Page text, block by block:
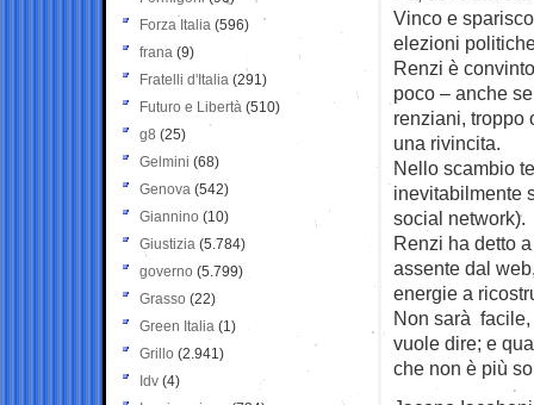
Vinco e
elezioni
Renzi è
poco – anche
renziani, troppo
una rivincita.
Nello scambio
inevitabilmente
social network).
Renzi ha detto
assente dal
energie a
Non sarà facile,
vuole dire; e
che non è più
Forza Italia (596)
frana (9)
Fratelli d'Italia (291)
Futuro e Libertà (510)
g8 (25)
Gelmini (68)
Genova (542)
Giannino (10)
Giustizia (5.784)
governo (5.799)
Grasso (22)
Green Italia (1)
Grillo (2.941)
Idv (4)